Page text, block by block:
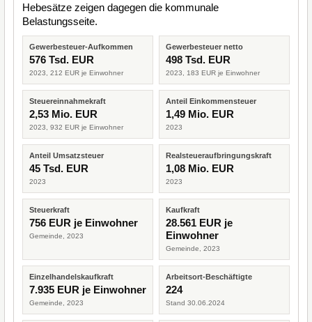
Hebesätze zeigen dagegen die kommunale
Belastungsseite.
Gewerbesteuer-Aufkommen
576 Tsd. EUR
2023, 212 EUR je Einwohner
Gewerbesteuer netto
498 Tsd. EUR
2023, 183 EUR je Einwohner
Steuereinnahmekraft
2,53 Mio. EUR
2023, 932 EUR je Einwohner
Anteil Einkommensteuer
1,49 Mio. EUR
2023
Anteil Umsatzsteuer
45 Tsd. EUR
2023
Realsteueraufbringungskraft
1,08 Mio. EUR
2023
Steuerkraft
756 EUR je Einwohner
Gemeinde, 2023
Kaufkraft
28.561 EUR je
Einwohner
Gemeinde, 2023
Einzelhandelskaufkraft
7.935 EUR je Einwohner
Gemeinde, 2023
Arbeitsort-Beschäftigte
224
Stand 30.06.2024